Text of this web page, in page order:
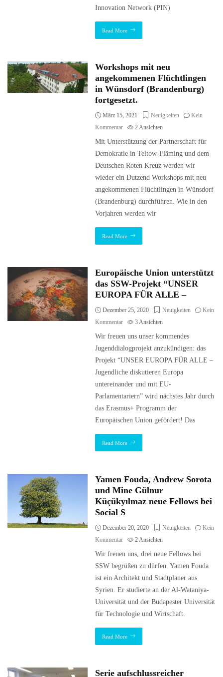
Innovation Network (PIN)
Read More
Workshops mit neu
angekommenen Flüchtlingen
in Wünsdorf (Brandenburg)
fortgesetzt.
März 15, 2021 Neuigkeiten
Kein
Kommentar
2Ansichten
Mit Unterstützung der Partnerschaft für
Demokratie in Teltow-Fläming und dem
Deutschen Roten Kreuz werden wir
wieder ein Dutzend Workshops mit neu
angekommenen Flüchtlingen in Wünsdorf
(Brandenburg) durchführen. Wie in den
Vorjahren werden wir
Read More
Europäische Union unterstützt
das SSW-Projekt “UNSER
EUROPA FÜR ALLE –
Dezember 25, 2020 Neuigkeiten
Kein
Kommentar
3Ansichten
Wir freuen uns unser kommendes
Jugenddialogprojekt anzukündigen: das
Projekt “UNSER EUROPA FÜR ALLE –
Jugendliche diskutieren Europa
untereinander und mit EU-
Parlamentariern” wird nächstes Jahr durch
das Erasmus+ Programm der
Europäischen Union gefördert! Das
Read More
Yamen Fouda, Andrew Sorota
und Mine Gülnur
Küçükyılmaz neue Fellows bei
Social S
Dezember 20, 2020 Neuigkeiten
Kein
Kommentar
2Ansichten
Wir freuen uns, drei neue Fellows bei
SSW begrüßen zu dürfen. Yamen Fouda
ist ein Architekt und Stadtplaner aus
Syrien. Er studierte an der Al-Wataniya-
Universität und der Budapester Universität
für Technologie und Wirtschaft.
Read More
Serie aufschlussreicher